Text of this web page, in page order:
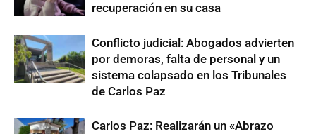
recuperación en su casa
Conflicto judicial: Abogados advierten
por demoras, falta de personal y un
sistema colapsado en los Tribunales
de Carlos Paz
Carlos Paz: Realizarán un «Abrazo